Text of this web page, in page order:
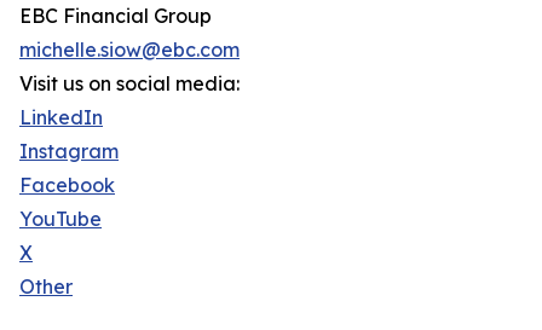
EBC Financial Group
michelle.siow@ebc.com
Visit us on social media:
LinkedIn
Instagram
Facebook
YouTube
X
Other